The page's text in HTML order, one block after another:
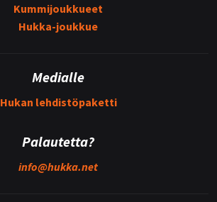
Kummijoukkueet
Hukka-joukkue
Medialle
Hukan lehdistöpaketti
Palautetta?
info@hukka.net